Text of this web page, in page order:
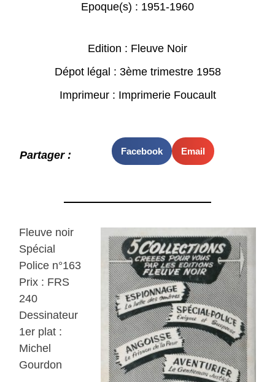
Epoque(s) : 1951-1960
Edition : Fleuve Noir
Dépot légal : 3ème trimestre 1958
Imprimeur : Imprimerie Foucault
Partager : Facebook Email
Fleuve noir
Spécial
Police n°163
Prix : FRS
240
Dessinateur
1er plat :
Michel
Gourdon